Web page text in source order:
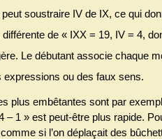
soustraire IV de IX, ce qui
de « IXX = 19, IV = 4,
Le débutant associe chaque
expressions ou des faux sens.
plus embêtantes sont par
– 1 » est peut-être plus rapide.
si l’on déplaçait des